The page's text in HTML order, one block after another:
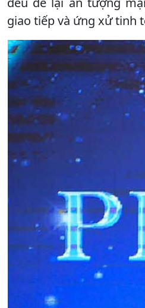
giao tiếp và ứng xử tinh